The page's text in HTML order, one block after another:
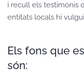
i recull els testimonis
entitats locals hi
Els fons que
són: